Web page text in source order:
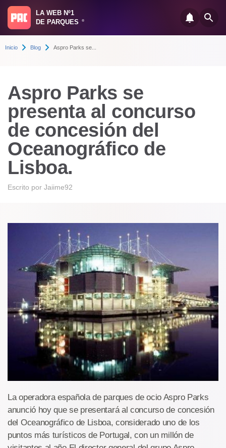
LA WEB Nº1
DE PARQUES
®
Inicio Blog Aspro Parks se...
Aspro Parks se
presenta al concurso
de concesión del
Oceanográfico de
Lisboa.
Escrito por Jaiime92
La operadora española de parques de ocio Aspro Parks
anunció hoy que se presentará al concurso de concesión
del Oceanográfico de Lisboa, considerado uno de los
puntos más turísticos de Portugal, con un millón de